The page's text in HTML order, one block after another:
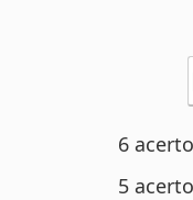
6
5